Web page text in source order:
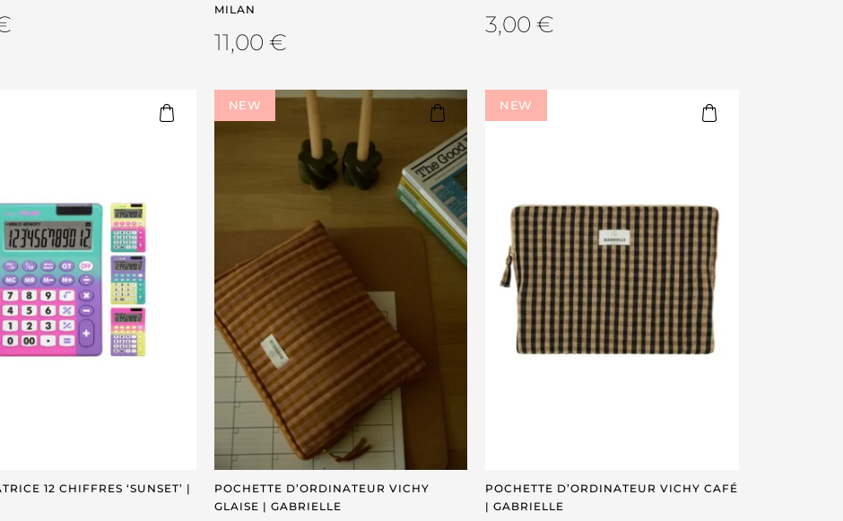
MILAN
11,00 €
3,00€
12 CHIFFRES ‘SUNSET’ |
NEW
POCHETTE D’ORDINATEUR VICHY
GLAISE | GABRIELLE
NEW
POCHETTE D’ORDINATEUR VICHY CAFÉ
| GABRIELLE